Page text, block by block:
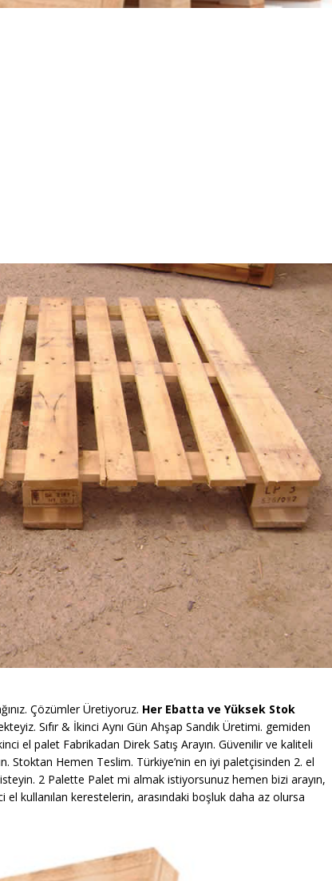
Çözümler Üretiyoruz. Her Ebatta ve Yüksek Stok
Sıfır & İkinci Aynı Gün Ahşap Sandık Üretimi. gemiden
el palet Fabrikadan Direk Satış Arayın. Güvenilir ve kaliteli
Stoktan Hemen Teslim. Türkiye’nin en iyi paletçisinden 2. el
2 Palette Palet mi almak istiyorsunuz hemen bizi arayın,
el kullanılan kerestelerin, arasındaki boşluk daha az olursa